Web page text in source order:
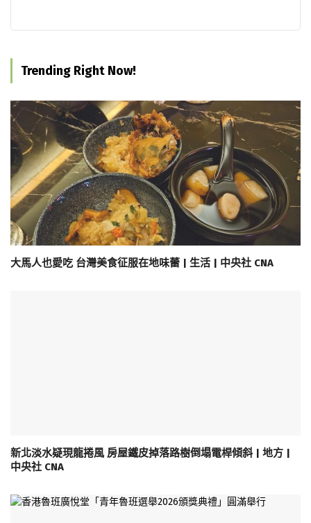
Trending Right Now!
大馬人也愛吃 台灣美食征服在地味蕾 | 生活 | 中央社 CNA
新北淡水疑現龍捲風 房屋鐵皮掉落路樹倒塌電桿傾斜 | 地方 |
中央社 CNA